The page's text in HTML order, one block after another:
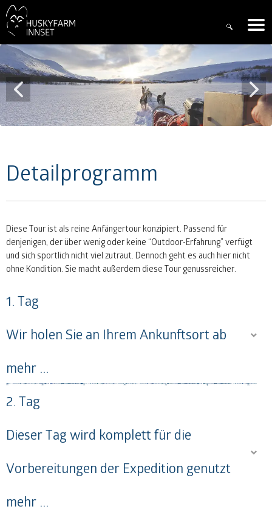
Detailprogramm
Diese Tour ist als reine Anfängertour konzipiert. Passend für
denjenigen, der über wenig oder keine “Outdoor-Erfahrung” verfügt
und sich sportlich nicht viel zutraut. Dennoch geht es auch hier nicht
ohne Kondition. Sie macht außerdem diese Tour genussreicher.
1. Tag
Wir holen Sie an Ihrem Ankunftsort ab
mehr ...
2. Tag
Dieser Tag wird komplett für die
Vorbereitungen der Expedition genutzt
mehr ...